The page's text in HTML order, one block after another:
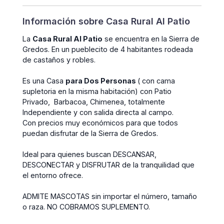
Información sobre Casa Rural Al Patio
La Casa Rural Al Patio se encuentra en la Sierra de
Gredos. En un pueblecito de 4 habitantes rodeada
de castaños y robles.
Es una Casa para Dos Personas ( con cama
supletoria en la misma habitación) con Patio
Privado, Barbacoa, Chimenea, totalmente
Independiente y con salida directa al campo.
Con precios muy económicos para que todos
puedan disfrutar de la Sierra de Gredos.
Ideal para quienes buscan DESCANSAR,
DESCONECTAR y DISFRUTAR de la tranquilidad que
el entorno ofrece.
ADMITE MASCOTAS sin importar el número, tamaño
o raza. NO COBRAMOS SUPLEMENTO.